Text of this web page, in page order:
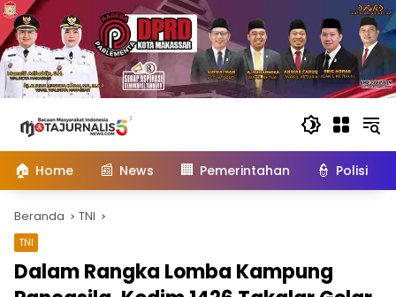
konten
🏠 Home 📰 News 🏢 Pemerintahan 👮 Polisi
Beranda TNI
TNI
Dalam Rangka Lomba Kampung